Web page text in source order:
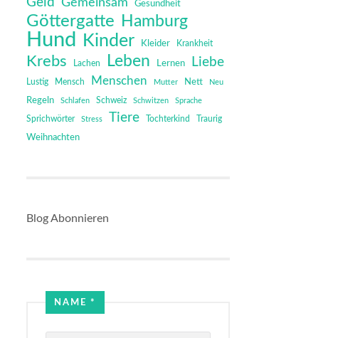
Gesundheit
Göttergatte Hamburg
Hund Kinder Kleider Krankheit
Krebs Lachen Leben Lernen Liebe
Lustig Mensch Menschen Mutter Nett Neu
Regeln Schlafen Schweiz Schwitzen Sprache
Sprichwörter Stress Tiere Tochterkind Traurig
Weihnachten
Blog Abonnieren
NAME *